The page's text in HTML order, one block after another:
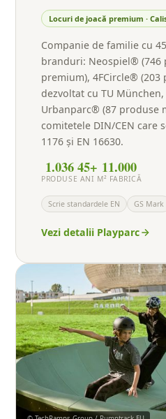
Locuri de joacă premium ·
Companie de familie cu
branduri: Neospiel® (746
premium), 4FCircle®
dezvoltat cu TU
Urbanparc® (87 produse
comitetele DIN/CEN care
1176 și EN 16630.
1.036
PRODUSE
45+
ANI
11.000
M² FABRICĂ
Scrie standardele EN GS Mark
Vezi detalii Playparc